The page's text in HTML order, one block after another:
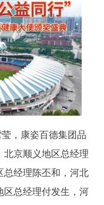
，康姿百德集团品
北京顺义地区总经理
总经理陈丕和，河北
区总经理付发生，河